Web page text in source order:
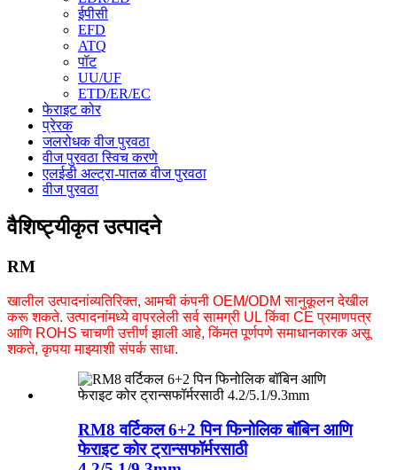
ईपीसी
EFD
ATQ
पॉट
UU/UF
ETD/ER/EC
फेराइट कोर
प्रेरक
जलरोधक वीज पुरवठा
वीज पुरवठा स्विच करणे
एलईडी अल्ट्रा-पातळ वीज पुरवठा
वीज पुरवठा
वैशिष्ट्यीकृत उत्पादने
RM
खालील उत्पादनांव्यतिरिक्त, आमची कंपनी OEM/ODM सानुकूलन देखील
करू शकते. उत्पादनांमध्ये वापरलेली सर्व सामग्री UL किंवा CE प्रमाणपत्र
आणि ROHS चाचणी उत्तीर्ण झाली आहे, किंमत पूर्णपणे समाधानकारक असू
शकते, कृपया माझ्याशी संपर्क साधा.
RM8 वर्टिकल 6+2 पिन फिनोलिक बॉबिन आणि
फेराइट कोर ट्रान्सफॉर्मरसाठी